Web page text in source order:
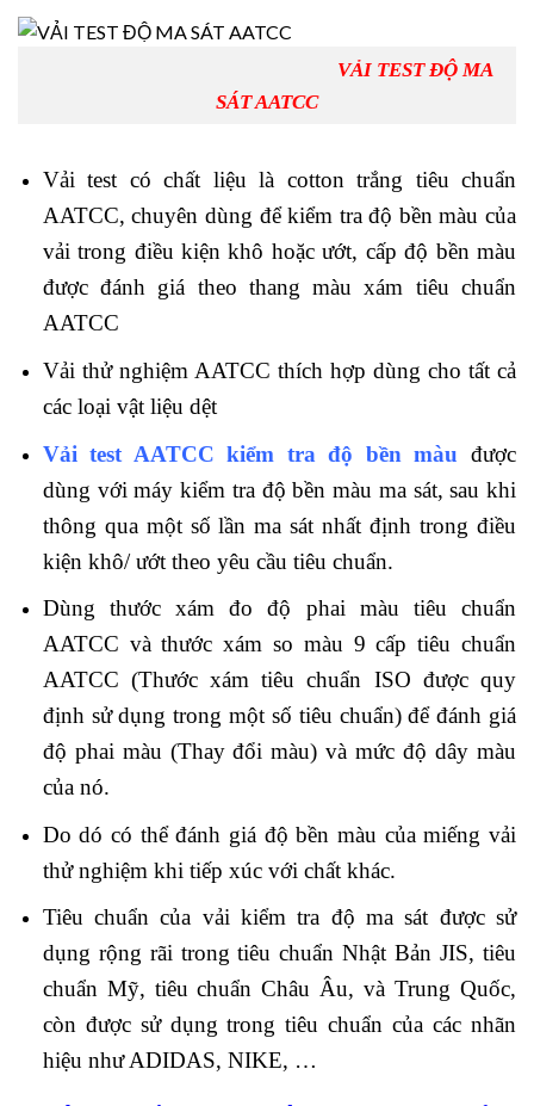
VẢI TEST ĐỘ MA
SÁT AATCC
Vải test có chất liệu là cotton trắng tiêu chuẩn
AATCC, chuyên dùng để kiểm tra độ bền màu của
vải trong điều kiện khô hoặc ướt, cấp độ bền màu
được đánh giá theo thang màu xám tiêu chuẩn
AATCC
Vải thử nghiệm AATCC thích hợp dùng cho tất cả
các loại vật liệu dệt
Vải test AATCC kiểm tra độ bền màu được
dùng với máy kiểm tra độ bền màu ma sát, sau khi
thông qua một số lần ma sát nhất định trong điều
kiện khô/ ướt theo yêu cầu tiêu chuẩn.
Dùng thước xám đo độ phai màu tiêu chuẩn
AATCC và thước xám so màu 9 cấp tiêu chuẩn
AATCC (Thước xám tiêu chuẩn ISO được quy
định sử dụng trong một số tiêu chuẩn) để đánh giá
độ phai màu (Thay đổi màu) và mức độ dây màu
của nó.
Do dó có thể đánh giá độ bền màu của miếng vải
thử nghiệm khi tiếp xúc với chất khác.
Tiêu chuẩn của vải kiểm tra độ ma sát được sử
dụng rộng rãi trong tiêu chuẩn Nhật Bản JIS, tiêu
chuẩn Mỹ, tiêu chuẩn Châu Âu, và Trung Quốc,
còn được sử dụng trong tiêu chuẩn của các nhãn
hiệu như ADIDAS, NIKE, …